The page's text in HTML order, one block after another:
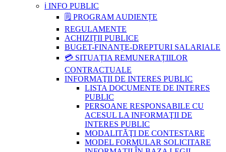
ℹ️ INFO PUBLIC
🗒 PROGRAM AUDIENȚE
REGULAMENTE
ACHIZIȚII PUBLICE
BUGET-FINANȚE-DREPTURI SALARIALE
💳 SITUAȚIA REMUNERAȚIILOR
CONTRACTUALE
INFORMAŢII DE INTERES PUBLIC
LISTA DOCUMENTE DE INTERES
PUBLIC
PERSOANE RESPONSABILE CU
ACESUL LA INFORMAŢII DE
INTERES PUBLIC
MODALITĂŢI DE CONTESTARE
MODEL FORMULAR SOLICITARE